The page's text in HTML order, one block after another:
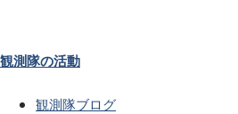
観測隊の活動
観測隊ブログ